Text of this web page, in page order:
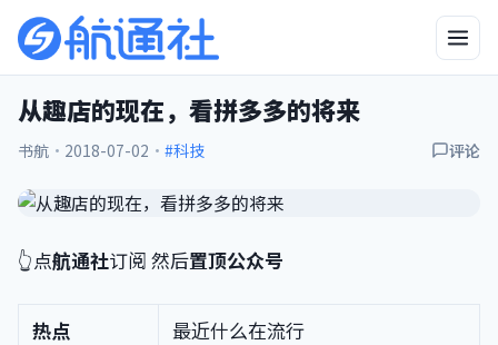
从趣店的现在，看拼多多的将来
书航 · 2018-07-02 · #科技 评论
👆点航通社订阅 然后置顶公众号
热点 最近什么在流行